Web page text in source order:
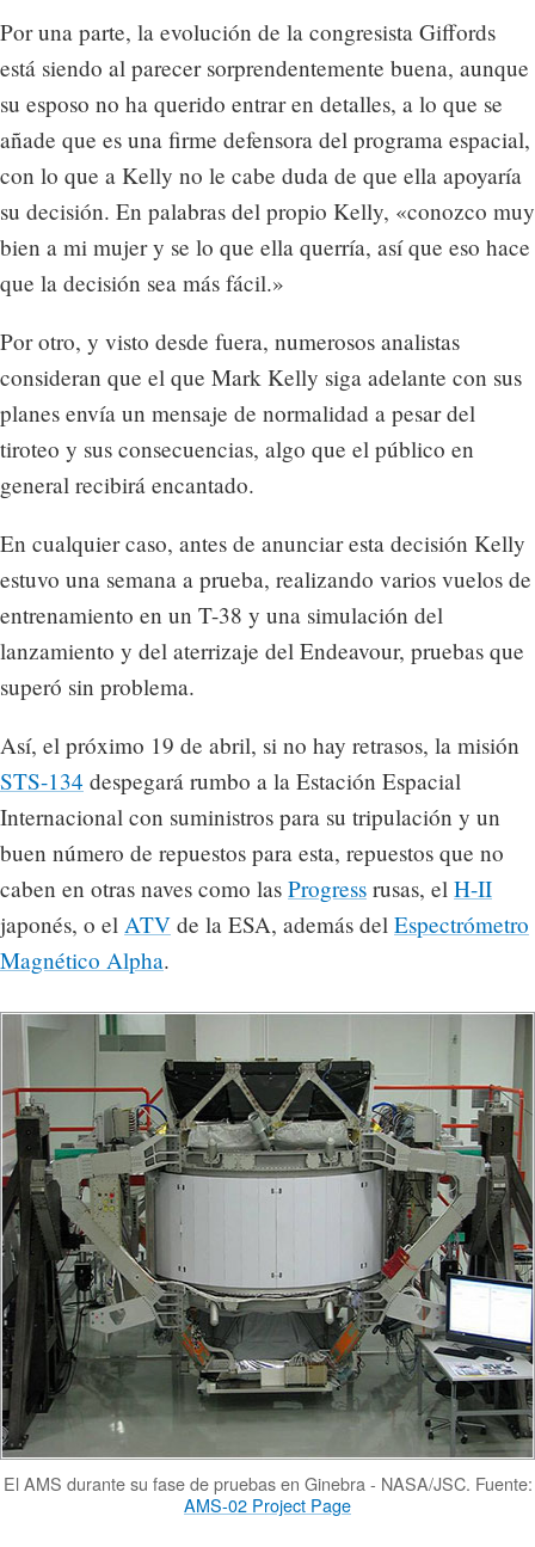
Por una parte, la evolución de la congresista Giffords
está siendo al parecer sorprendentemente buena, aunque
su esposo no ha querido entrar en detalles, a lo que se
añade que es una firme defensora del programa espacial,
con lo que a Kelly no le cabe duda de que ella apoyaría
su decisión. En palabras del propio Kelly, «conozco muy
bien a mi mujer y se lo que ella querría, así que eso hace
que la decisión sea más fácil.»
Por otro, y visto desde fuera, numerosos analistas
consideran que el que Mark Kelly siga adelante con sus
planes envía un mensaje de normalidad a pesar del
tiroteo y sus consecuencias, algo que el público en
general recibirá encantado.
En cualquier caso, antes de anunciar esta decisión Kelly
estuvo una semana a prueba, realizando varios vuelos de
entrenamiento en un T-38 y una simulación del
lanzamiento y del aterrizaje del Endeavour, pruebas que
superó sin problema.
Así, el próximo 19 de abril, si no hay retrasos, la misión
STS-134 despegará rumbo a la Estación Espacial
Internacional con suministros para su tripulación y un
buen número de repuestos para esta, repuestos que no
caben en otras naves como las Progress rusas, el H-II
japonés, o el ATV de la ESA, además del Espectrómetro
Magnético Alpha.
El AMS durante su fase de pruebas en Ginebra - NASA/JSC. Fuente:
AMS-02 Project Page